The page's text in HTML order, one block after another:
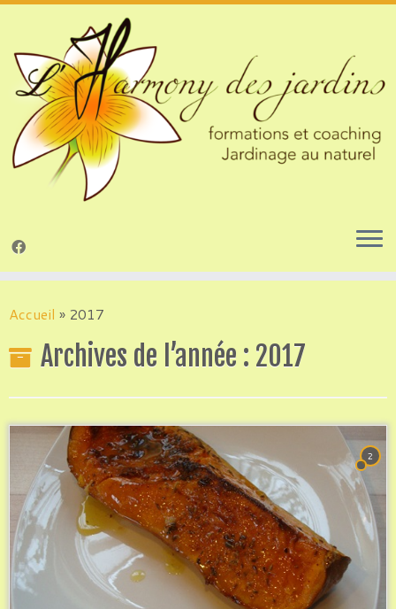
auAccueil » 2017
Archives de l’année : 2017
2